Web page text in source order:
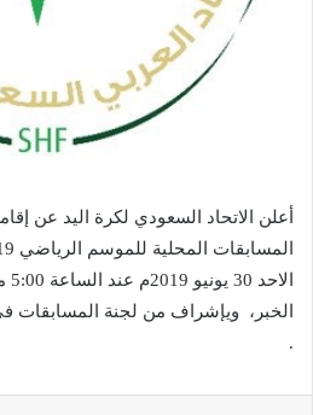
أعلن الاتحاد السعودي لكرة اليد عن
الخبر، ويإشراف من لجنة المسابقات
.